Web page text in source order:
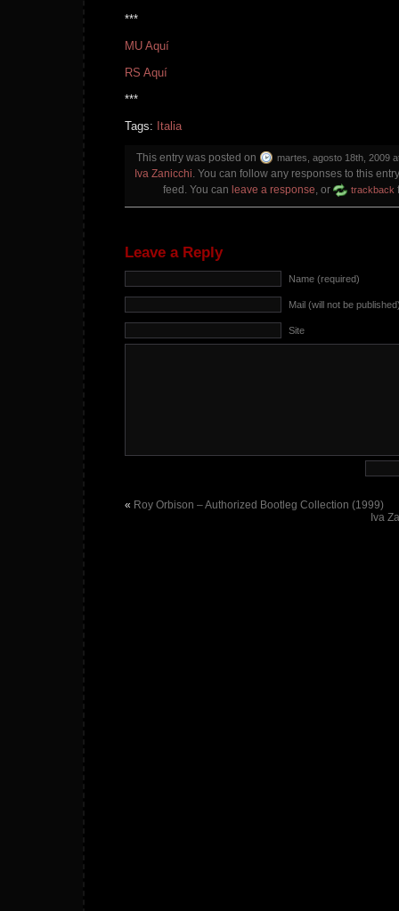
***
MU Aquí
RS Aquí
***
Tags: Italia
This entry was posted on martes, agosto 18th, 2009
Iva Zanicchi. You can follow any responses to this
feed. You can leave a response, or trackback
Leave a Reply
Name (required)
Mail (will not be
Site
« Roy Orbison – Authorized Bootleg Collection (1999)
Iva